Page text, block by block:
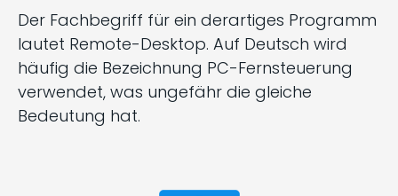
Der Fachbegriff für ein derartiges Programm
lautet Remote-Desktop. Auf Deutsch wird
häufig die Bezeichnung PC-Fernsteuerung
verwendet, was ungefähr die gleiche
Bedeutung hat.